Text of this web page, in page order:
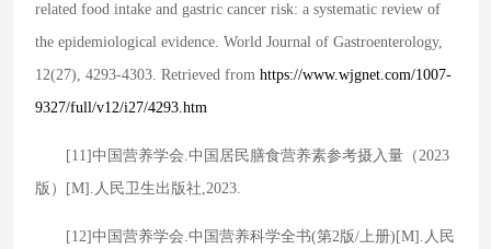
related food intake and gastric cancer risk: a systematic review of
the epidemiological evidence. World Journal of Gastroenterology,
12(27), 4293-4303. Retrieved from https://www.wjgnet.com/1007-
9327/full/v12/i27/4293.htm
[11]中国营养学会.中国居民膳食营养素参考摄入量（2023
版）[M].人民卫生出版社,2023.
[12]中国营养学会.中国营养科学全书(第2版/上册)[M].人民